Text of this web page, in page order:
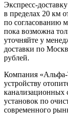
Экспресс-
в пределах 20 км
по согласованию
пока возможна
уточняйте у
доставки по
рублей.
Компания
устройству
канализационных
установок по
современного